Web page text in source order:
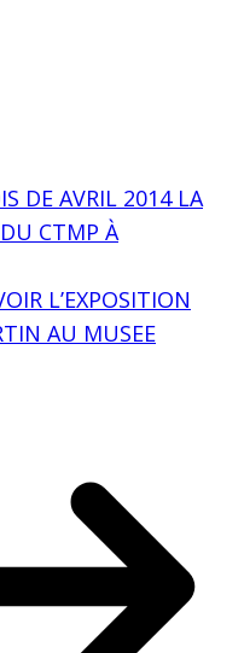
DE AVRIL 2014 LA
DU CTMP À
L’EXPOSITION
AU MUSEE